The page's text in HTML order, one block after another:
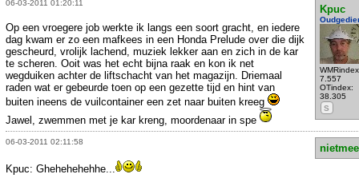
06-03-2011 01:20:11
Kpuc
7.557
OTindex:
38.305
S
Op een vroegere job werkte ik langs een soort gracht, en iedere
dag kwam er zo een mafkees in een Honda Prelude over die dijk
gescheurd, vrolijk lachend, muziek lekker aan en zich in de kar
te scheren. Ooit was het echt bijna raak en kon ik net
wegduiken achter de liftschacht van het magazijn. Driemaal
raden wat er gebeurde toen op een gezette tijd en hint van
buiten ineens de vuilcontainer een zet naar buiten kreeg
Jawel, zwemmen met je kar kreng, moordenaar in spe
06-03-2011 02:11:58
Kpuc: Ghehehehehhe...